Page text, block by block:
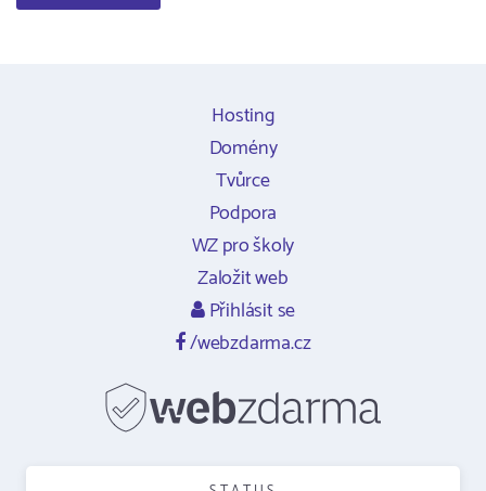
Hosting
Domény
Tvůrce
Podpora
WZ pro školy
Založit web
Přihlásit se
/webzdarma.cz